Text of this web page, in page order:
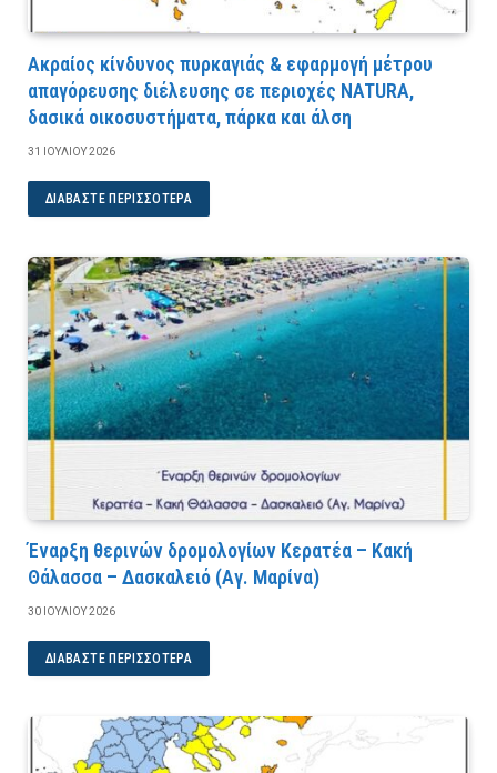
Ακραίος κίνδυνος πυρκαγιάς & εφαρμογή μέτρου
απαγόρευσης διέλευσης σε περιοχές NATURA,
δασικά οικοσυστήματα, πάρκα και άλση
31 ΙΟΥΛΊΟΥ 2026
ΔΙΑΒΆΣΤΕ ΠΕΡΙΣΣΌΤΕΡΑ
Έναρξη θερινών δρομολογίων Κερατέα – Κακή
Θάλασσα – Δασκαλειό (Αγ. Μαρίνα)
30 ΙΟΥΛΊΟΥ 2026
ΔΙΑΒΆΣΤΕ ΠΕΡΙΣΣΌΤΕΡΑ